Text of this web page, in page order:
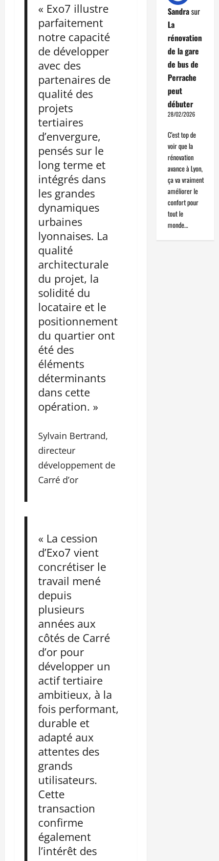
« Exo7 illustre
parfaitement
notre capacité
de développer
avec des
partenaires de
qualité des
projets
tertiaires
d’envergure,
pensés sur le
long terme et
intégrés dans
les grandes
dynamiques
urbaines
lyonnaises. La
qualité
architecturale
du projet, la
solidité du
locataire et le
positionnement
du quartier ont
été des
éléments
déterminants
dans cette
opération. »
Sylvain Bertrand,
directeur
développement de
Carré d’or
« La cession
d’Exo7 vient
concrétiser le
travail mené
depuis
plusieurs
années aux
côtés de Carré
d’or pour
développer un
actif tertiaire
ambitieux, à la
fois performant,
durable et
adapté aux
attentes des
grands
utilisateurs.
Cette
transaction
confirme
également
l’intérêt des
Sandrasur
La
rénovation
de la gare
de bus de
Perrache
peut
débuter
28/02/2026
C’est top de
voir que la
rénovation
avance à Lyon,
ça va vraiment
améliorer le
confort pour
tout le
monde…